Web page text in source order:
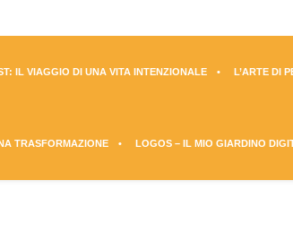
IL VIAGGIO DI UNA VITA INTENZIONALE L’ARTE DI
TRASFORMAZIONE LOGOS – IL MIO GIARDINO